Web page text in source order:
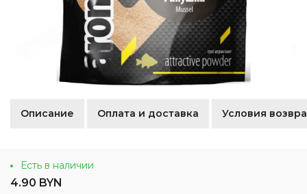
Описание Оплата и доставка Условия
Есть в наличии
4.90 BYN